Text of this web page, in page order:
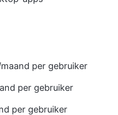
per gebruiker
per gebruiker
per gebruiker